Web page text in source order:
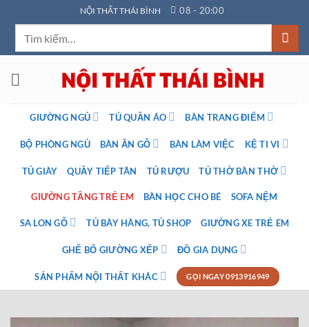
qua
dung
NỘI THẤT THÁI BÌNH 08 - 20:00
GIƯỜNG NGỦ TỦ QUẦN ÁO BÀN TRANG ĐIỂM
BỘ PHÒNG NGỦ BÀN ĂN GỖ BÀN LÀM VIỆC KỆ TI VI
TỦ GIÀY QUẦY TIẾP TÂN TỦ RƯỢU TỦ THỜ BÀN THỜ
GIƯỜNG TẦNG TRẺ EM BÀN HỌC CHO BÉ SOFA NỆM
SA LON GỖ TỦ BÀY HÀNG, TỦ SHOP GIƯỜNG XE TRẺ EM
GHẾ BỐ GIƯỜNG XẾP ĐỒ GIA DỤNG
SẢN PHẨM NỘI THẤT KHÁC GỌI NGAY 0913916949